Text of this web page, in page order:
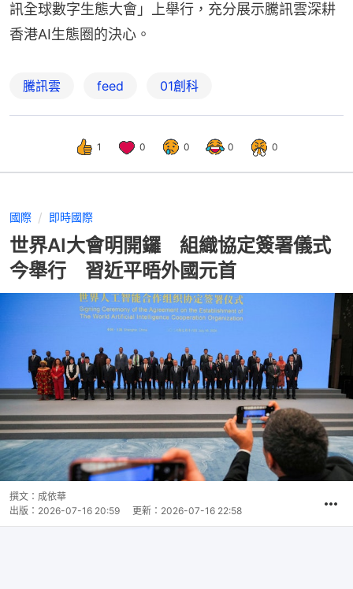
訊全球數字生態大會」上舉行，充分展示騰訊雲深耕
香港AI生態圈的決心。
騰訊雲 feed 01創科
1 0 0 0 0
國際 即時國際
世界AI大會明開鑼 組織協定簽署儀式
今舉行 習近平晤外國元首
撰文： 成依華
出版： 2026-07-16 20:59 更新： 2026-07-16 22:58